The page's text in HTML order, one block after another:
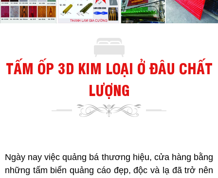
TẤM ỐP 3D KIM LOẠI Ở ĐÂU CHẤT
LƯỢNG
Ngày nay việc quảng bá thương hiệu, cửa hàng bằng
những tấm biển quảng cáo đẹp, độc và lạ đã trở nên